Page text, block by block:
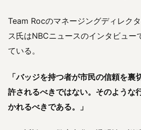
Team Rocのマネージングディレク
ス氏はNBCニュースのインタビュー
ている。
「バッジを持つ者が市民の信頼を裏
許されるべきではない。そのような
かれるべきである。」